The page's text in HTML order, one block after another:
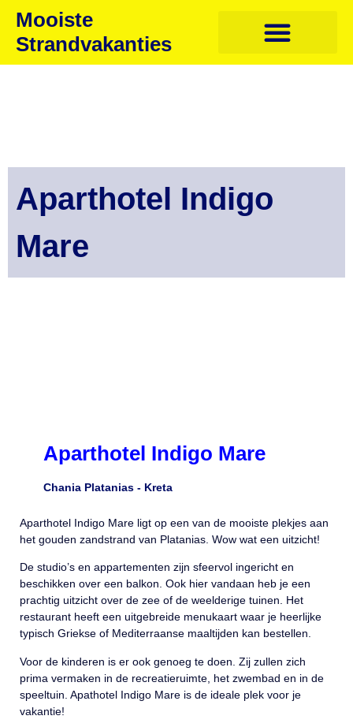
Mooiste
Strandvakanties
Aparthotel Indigo
Mare
Aparthotel Indigo Mare
Chania Platanias - Kreta
Aparthotel Indigo Mare ligt op een van de mooiste plekjes aan
het gouden zandstrand van Platanias. Wow wat een uitzicht!
De studio’s en appartementen zijn sfeervol ingericht en
beschikken over een balkon. Ook hier vandaan heb je een
prachtig uitzicht over de zee of de weelderige tuinen. Het
restaurant heeft een uitgebreide menukaart waar je heerlijke
typisch Griekse of Mediterraanse maaltijden kan bestellen.
Voor de kinderen is er ook genoeg te doen. Zij zullen zich
prima vermaken in de recreatieruimte, het zwembad en in de
speeltuin. Apathotel Indigo Mare is de ideale plek voor je
vakantie!